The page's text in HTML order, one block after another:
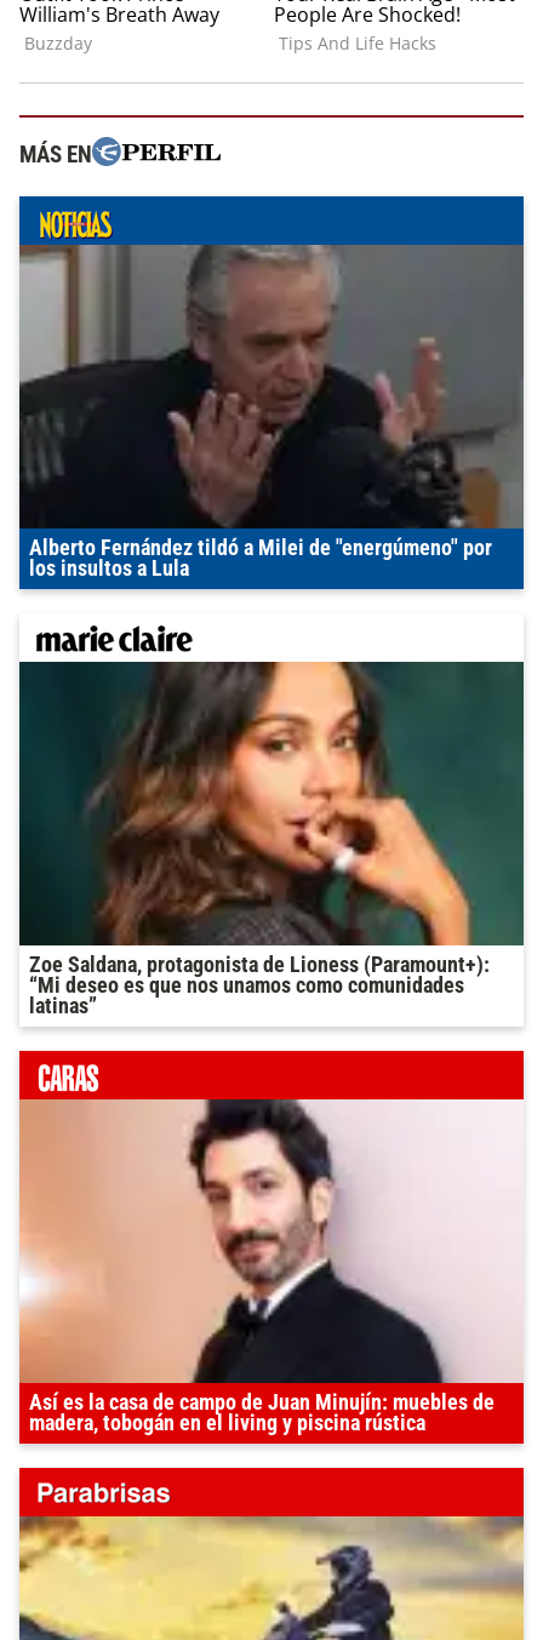
MÁS EN
Alberto Fernández tildó a Milei de "energúmeno" por
los insultos a Lula
Zoe Saldana, protagonista de Lioness (Paramount+):
“Mi deseo es que nos unamos como comunidades
latinas”
Así es la casa de campo de Juan Minujín: muebles de
madera, tobogán en el living y piscina rústica